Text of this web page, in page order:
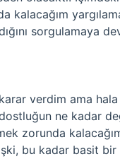
kalacağım
sorgulamaya
verdim ama
ne kadar
zorunda
bu kadar basit